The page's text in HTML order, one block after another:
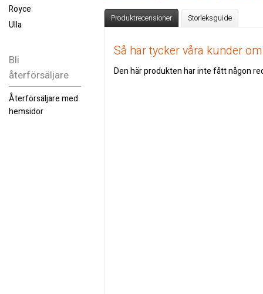
Royce
Ulla
Bli
återförsäljare
Återförsäljare med
hemsidor
Produktrecensioner Storleksguide
Så här tycker våra kunder
Den här produkten har inte fått någon